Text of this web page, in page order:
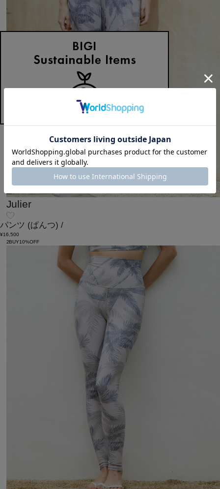
Julier
パンツ (ぱんつ) /
¥16,500
2BUY10%OFF